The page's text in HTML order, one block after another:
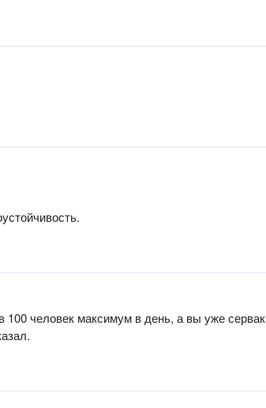
человек максимум в день, а вы уже сервак